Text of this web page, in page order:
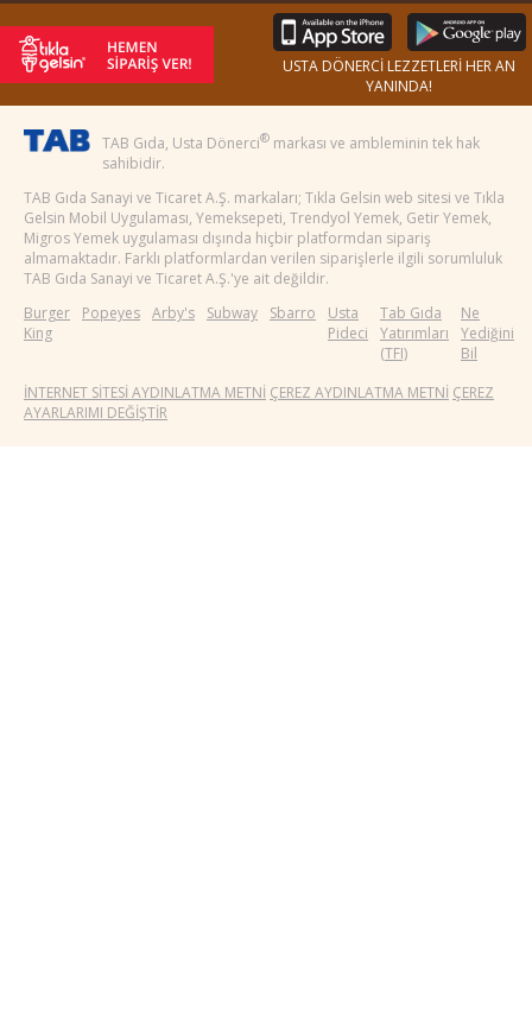
USTA DÖNERCİ LEZZETLERİ HER AN
YANINDA!
TAB Gıda, Usta Dönerci® markası ve ambleminin tek hak
sahibidir.
TAB Gıda Sanayi ve Ticaret A.Ş. markaları; Tıkla Gelsin web sitesi ve Tıkla
Gelsin Mobil Uygulaması, Yemeksepeti, Trendyol Yemek, Getir Yemek,
Migros Yemek uygulaması dışında hiçbir platformdan sipariş
almamaktadır. Farklı platformlardan verilen siparişlerle ilgili sorumluluk
TAB Gıda Sanayi ve Ticaret A.Ş.'ye ait değildir.
Burger
King
Popeyes Arby's Subway Sbarro
Usta
Pideci
Tab Gıda
Yatırımları
(TFI)
Ne
Yediğini
Bil
İNTERNET SİTESİ AYDINLATMA METNİ ÇEREZ AYDINLATMA METNİ ÇEREZ
AYARLARIMI DEĞİŞTİR